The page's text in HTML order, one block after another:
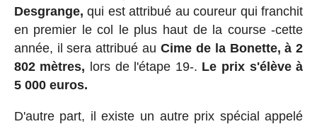
Desgrange, qui est attribué au coureur qui franchit
en premier le col le plus haut de la course -cette
année, il sera attribué au Cime de la Bonette, à 2
802 mètres, lors de l'étape 19-. Le prix s'élève à
5 000 euros.
D'autre part, il existe un autre prix spécial appelé